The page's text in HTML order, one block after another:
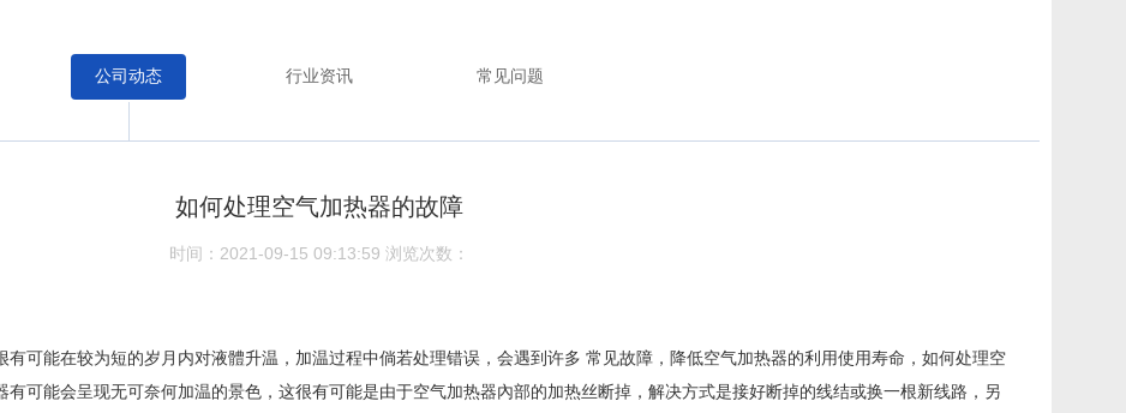
公司动态 行业资讯 常见问题
如何处理空气加热器的故障
时间：2021-09-15 09:13:59 浏览次数：
可能在较为短的岁月内对液體升温，加温过程中倘若处理错误，会遇到许多 常见故障，降低空气加热器的利用使用寿命，如何处理空
可能会呈现无可奈何加温的景色，这很有可能是由于空气加热器內部的加热丝断掉，解决方式是接好断掉的线结或换一根新线路，另